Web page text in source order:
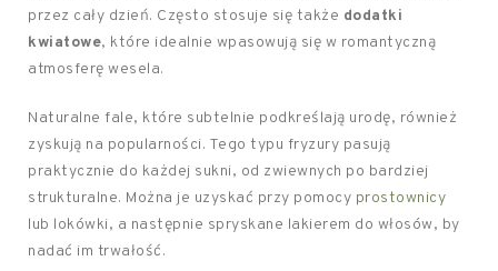
przez cały dzień. Często stosuje się także dodatki
kwiatowe, które idealnie wpasowują się w romantyczną
atmosferę wesela.
Naturalne fale, które subtelnie podkreślają urodę, również
zyskują na popularności. Tego typu fryzury pasują
praktycznie do każdej sukni, od zwiewnych po bardziej
strukturalne. Można je uzyskać przy pomocy prostownicy
lub lokówki, a następnie spryskane lakierem do włosów, by
nadać im trwałość.